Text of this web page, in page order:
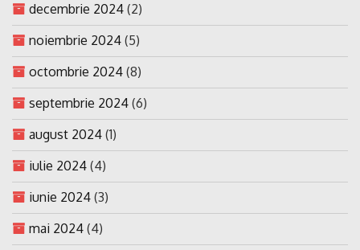
decembrie 2024 (2)
noiembrie 2024 (5)
octombrie 2024 (8)
septembrie 2024 (6)
august 2024 (1)
iulie 2024 (4)
iunie 2024 (3)
mai 2024 (4)